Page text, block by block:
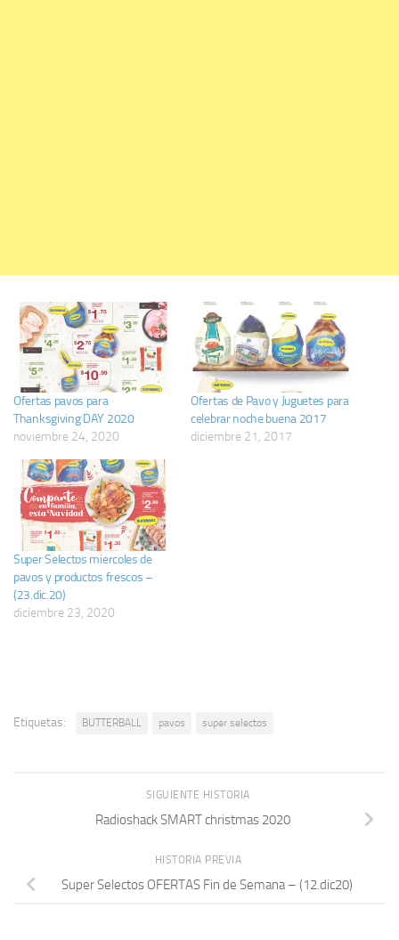
Ofertas pavos para
Thanksgiving DAY 2020
noviembre 24, 2020
Ofertas de Pavo y Juguetes para
celebrar noche buena 2017
diciembre 21, 2017
Super Selectos miercoles de
pavos y productos frescos –
(23.dic.20)
diciembre 23, 2020
Etiquetas: BUTTERBALL pavos super selectos
SIGUIENTE HISTORIA
Radioshack SMART christmas 2020
HISTORIA PREVIA
Super Selectos OFERTAS Fin de Semana – (12.dic20)